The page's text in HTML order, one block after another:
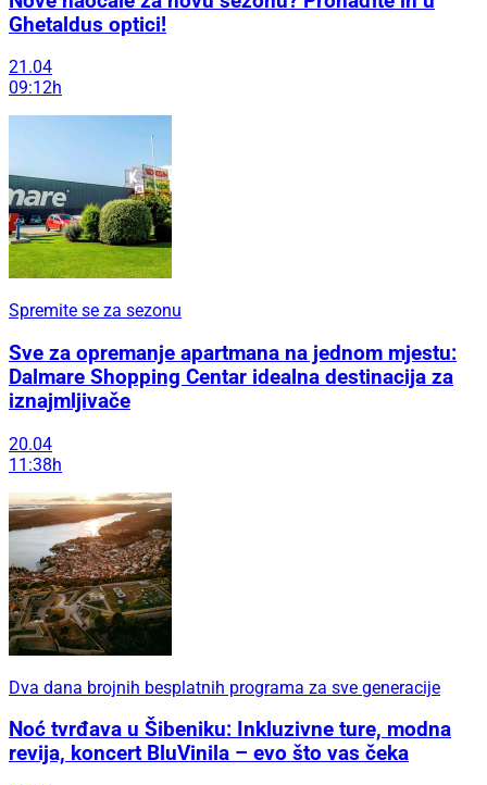
Ghetaldus optici!
21.04
09:12h
Spremite se za sezonu
Sve za opremanje apartmana na jednom mjestu:
Dalmare Shopping Centar idealna destinacija za
iznajmljivače
20.04
11:38h
Dva dana brojnih besplatnih programa za sve generacije
Noć tvrđava u Šibeniku: Inkluzivne ture, modna
revija, koncert BluVinila – evo što vas čeka